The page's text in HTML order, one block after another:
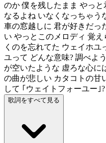
のか 僕を残したまま やっと
なるよね いなくなっちゃう
車の窓越しに 君が好きだっ
い やっとこのメロディ 覚
くのを忘れてた ウェイホユ
ユって どんな意味? 調べよ
が空いたような 虚ろな心に
の曲が悲しい カタコトの甘
して ｢ウェイトフォーユー｣
歌詞をすべて見る